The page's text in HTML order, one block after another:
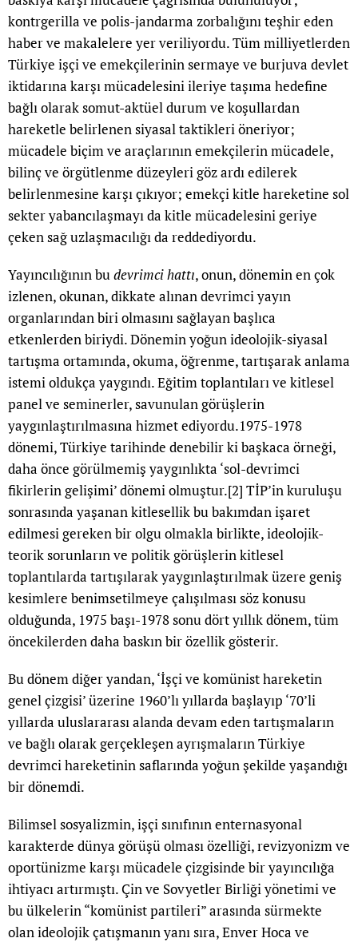
kontrgerilla ve polis-jandarma zorbalığını teşhir eden
haber ve makalelere yer veriliyordu. Tüm milliyetlerden
Türkiye işçi ve emekçilerinin sermaye ve burjuva devlet
iktidarına karşı mücadelesini ileriye taşıma hedefine
bağlı olarak somut-aktüel durum ve koşullardan
hareketle belirlenen siyasal taktikleri öneriyor;
mücadele biçim ve araçlarının emekçilerin mücadele,
bilinç ve örgütlenme düzeyleri göz ardı edilerek
belirlenmesine karşı çıkıyor; emekçi kitle hareketine sol
sekter yabancılaşmayı da kitle mücadelesini geriye
çeken sağ uzlaşmacılığı da reddediyordu.
Yayıncılığının budevrimci hattı, onun, dönemin en çok
izlenen, okunan, dikkate alınan devrimci yayın
organlarından biri olmasını sağlayan başlıca
etkenlerden biriydi. Dönemin yoğun ideolojik-siyasal
tartışma ortamında, okuma, öğrenme, tartışarak anlama
istemi oldukça yaygındı. Eğitim toplantıları ve kitlesel
panel ve seminerler, savunulan görüşlerin
yaygınlaştırılmasına hizmet ediyordu.1975-1978
dönemi, Türkiye tarihinde denebilir ki başkaca örneği,
daha önce görülmemiş yaygınlıkta ‘sol-devrimci
fikirlerin gelişimi’ dönemi olmuştur.[2] TİP’in kuruluşu
sonrasında yaşanan kitlesellik bu bakımdan işaret
edilmesi gereken bir olgu olmakla birlikte, ideolojik-
teorik sorunların ve politik görüşlerin kitlesel
toplantılarda tartışılarak yaygınlaştırılmak üzere geniş
kesimlere benimsetilmeye çalışılması söz konusu
olduğunda, 1975 başı-1978 sonu dört yıllık dönem, tüm
öncekilerden daha baskın bir özellik gösterir.
Bu dönem diğer yandan, ‘İşçi ve komünist hareketin
genel çizgisi’ üzerine 1960’lı yıllarda başlayıp ‘70’li
yıllarda uluslararası alanda devam eden tartışmaların
ve bağlı olarak gerçekleşen ayrışmaların Türkiye
devrimci hareketinin saflarında yoğun şekilde yaşandığı
bir dönemdi.
Bilimsel sosyalizmin, işçi sınıfının enternasyonal
karakterde dünya görüşü olması özelliği, revizyonizm ve
oportünizme karşı mücadele çizgisinde bir yayıncılığa
ihtiyacı artırmıştı. Çin ve Sovyetler Birliği yönetimi ve
bu ülkelerin “komünist partileri” arasında sürmekte
olan ideolojik çatışmanın yanı sıra, Enver Hoca ve